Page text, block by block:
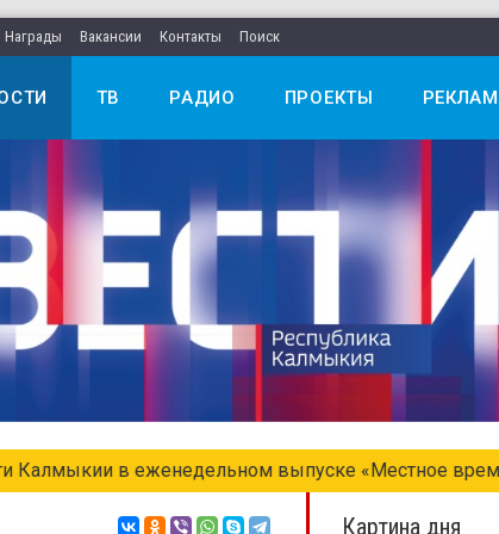
Награды Вакансии Контакты Поиск
ТВ РАДИО ПРОЕКТЫ
выпуске «Местное время. Воскресенье»
Картина дня